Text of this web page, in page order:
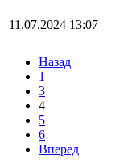
11.07.2024 13:07
Назад
1
3
4
5
6
Вперед